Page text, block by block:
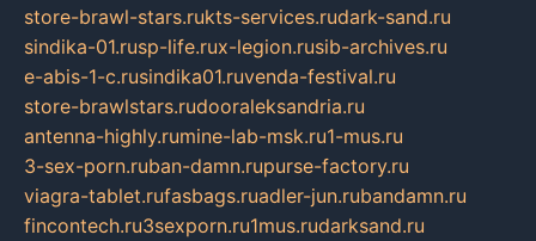
store-brawl-stars.rukts-services.rudark-sand.ru
sindika-01.rusp-life.rux-legion.rusib-archives.ru
e-abis-1-c.rusindika01.ruvenda-festival.ru
store-brawlstars.rudooraleksandria.ru
antenna-highly.rumine-lab-msk.ru1-mus.ru
3-sex-porn.ruban-damn.rupurse-factory.ru
viagra-tablet.rufasbags.ruadler-jun.rubandamn.ru
fincontech.ru3sexporn.ru1mus.rudarksand.ru